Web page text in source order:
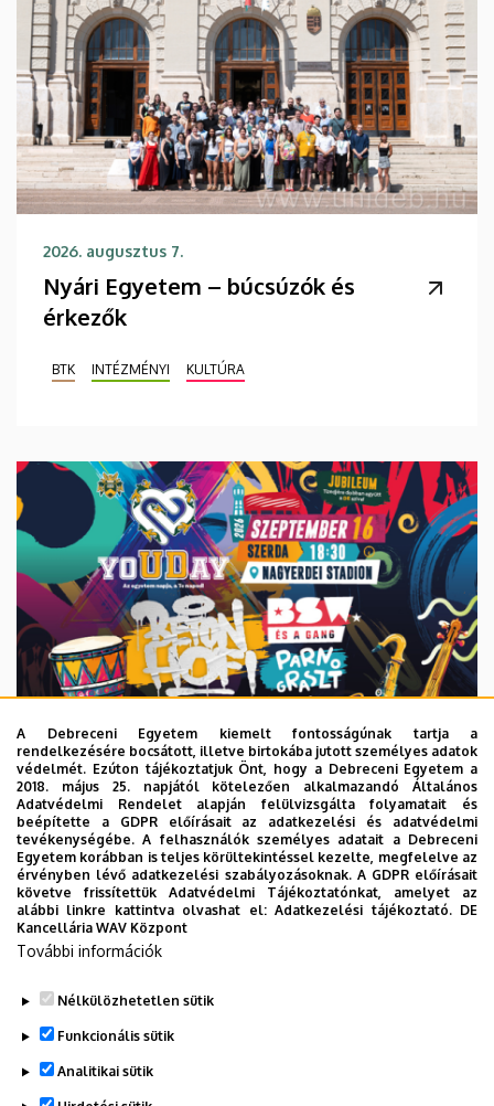
2026. augusztus 7.
Nyári Egyetem – búcsúzók és
érkezők
BTK INTÉZMÉNYI KULTÚRA
2026. augusztus 6.
Közeleg a 10. yoUDay, hazai sztárok
a láthatáron
HALLGATÓK INTÉZMÉNYI
A Debreceni Egyetem kiemelt fontosságúnak tartja a
rendelkezésére bocsátott, illetve birtokába jutott személyes adatok
védelmét. Ezúton tájékoztatjuk Önt, hogy a Debreceni Egyetem a
2018. május 25. napjától kötelezően alkalmazandó Általános
Adatvédelmi Rendelet alapján felülvizsgálta folyamatait és
beépítette a GDPR előírásait az adatkezelési és adatvédelmi
tevékenységébe. A felhasználók személyes adatait a Debreceni
Egyetem korábban is teljes körültekintéssel kezelte, megfelelve az
érvényben lévő adatkezelési szabályozásoknak. A GDPR előírásait
követve frissítettük Adatvédelmi Tájékoztatónkat, amelyet az
alábbi linkre kattintva olvashat el:Adatkezelési tájékoztató. DE
Kancellária WAV Központ
További információk
Nélkülözhetetlen sütik
Funkcionális sütik
Analitikai sütik